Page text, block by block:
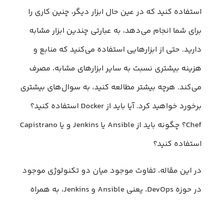
استفاده کنید که در عین حال ابزار دیگر، چنین کاری را
برای شما انجام می‌دهد، به عبارتی چندین ابزار مشابه
دارید. حتی از ابزارهایی استفاده می‌کنید که منابع و
هزینه بیشتری نسبت به سایر ابزار‌های مشابه، مصرف
می‌کند. هرچه بیشتر مطالعه کنید، به سوال‌های بیشتری
برخورد خواهید کرد. آیا باید از Docker استفاده کنید؟
Chef؟ چگونه باید از Ansible یا Jenkins و یا Capistrano
استفاده کنید؟
در این مقاله، تفاوت موجود میان دو تکنولوژی موجود
در حوزه DevOps، یعنی Ansible و Jenkins، به همراه